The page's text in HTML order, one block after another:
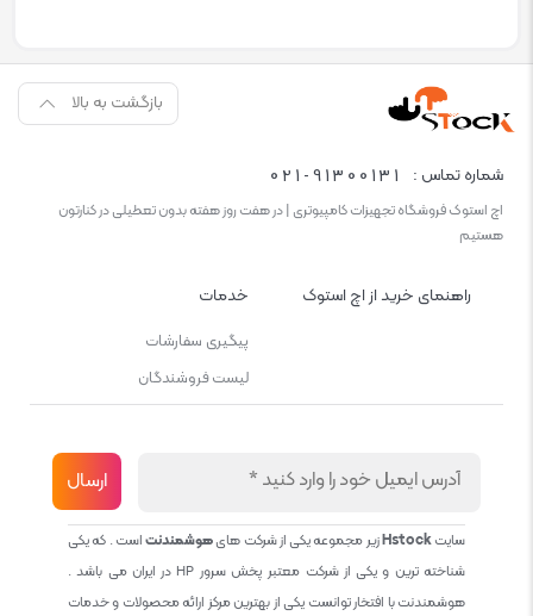
بازگشت به بالا
شماره تماس : 021-91300131
اچ استوک فروشگاه تجهیزات کامپیوتری | در هفت روز هفته بدون تعطیلی در کنارتون
هستیم
راهنمای خرید از اچ استوک خدمات
پیگیری سفارشات
لیست فروشندگان
سایتHstockزیر مجموعه یکی از شرکت هایهوشمندنتاست . که یکی
شناخته ترین و یکی از شرکت معتبر پخش سرور HP در ایران می باشد .
هوشمندنت با افتخار توانست یکی از بهترین مرکز ارائه محصولات و خدمات